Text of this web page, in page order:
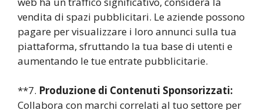
vendita di spazi pubblicitari. Le aziende possono
pagare per visualizzare i loro annunci sulla tua
piattaforma, sfruttando la tua base di utenti e
aumentando le tue entrate pubblicitarie.
**7. Produzione di Contenuti Sponsorizzati:
Collabora con marchi correlati al tuo settore per